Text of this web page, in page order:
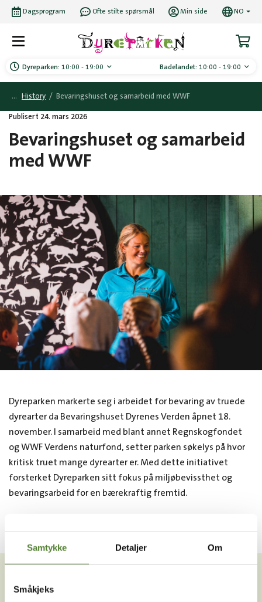
Samtykke Detaljer Om
Småkjeks
Dyreparken: 10:00 - 19:00 Badelandet: 10:00 - 19:00
Dagsprogram Ofte stilte spørsmål Min side NO
History / Bevaringshuset og samarbeid med WWF
Publisert 24. mars 2026
Bevaringshuset og samarbeid
med WWF
Dyreparken markerte seg i arbeidet for bevaring av truede
dyrearter da Bevaringshuset Dyrenes Verden åpnet 18.
november. I samarbeid med blant annet Regnskogfondet
og WWF Verdens naturfond, setter parken søkelys på hvor
kritisk truet mange dyrearter er. Med dette initiativet
forsterket Dyreparken sitt fokus på miljøbevissthet og
bevaringsarbeid for en bærekraftig fremtid.
VIL DU HA NYHETSBREV FRA